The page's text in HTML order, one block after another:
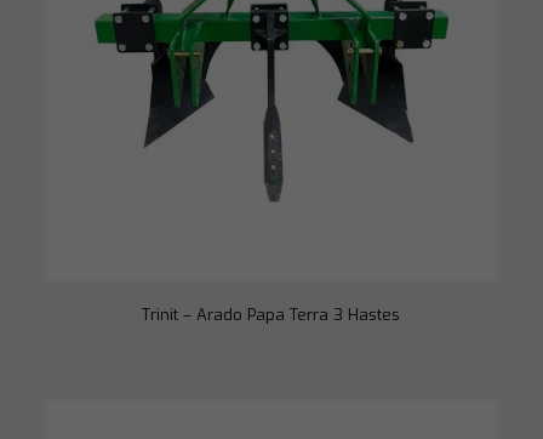
Trinit – Arado Papa Terra 3 Hastes